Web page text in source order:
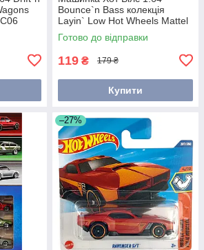
Bounce`n Bass колекція
Layin` Low Hot Wheels Mattel
JJH32
Готово до відправки
119 ₴ 179 ₴
Купити
–27%